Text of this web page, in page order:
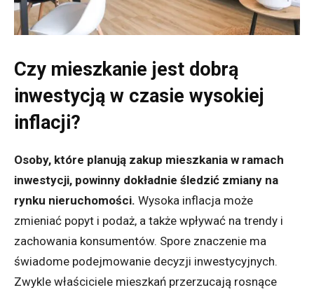
Czy mieszkanie jest dobrą
inwestycją w czasie wysokiej
inflacji?
Osoby, które planują zakup mieszkania w ramach
inwestycji, powinny dokładnie śledzić zmiany na
rynku nieruchomości. Wysoka inflacja może
zmieniać popyt i podaż, a także wpływać na trendy i
zachowania konsumentów. Spore znaczenie ma
świadome podejmowanie decyzji inwestycyjnych.
Zwykle właściciele mieszkań przerzucają rosnące